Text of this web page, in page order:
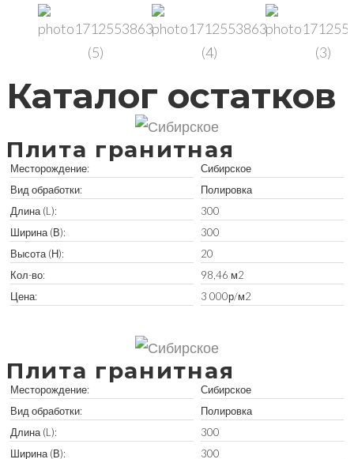
Каталог остатков
Плита гранитная
Месторождение:
Вид обработки:
Длина (L):
Ширина (В):
Высота (Н):
Кол-во:
Цена:
Сибирское
Полировка
300
300
20
98,46 м2
3 000р/м2
Плита гранитная
Месторождение:
Вид обработки:
Длина (L):
Ширина (В):
Сибирское
Полировка
300
300